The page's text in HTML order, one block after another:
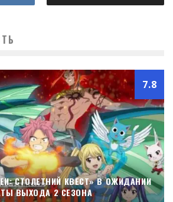
7.8
СТОЛЕТНИЙ КВЕСТ» В ОЖИДАНИИ
ВЫХОДА 2 СЕЗОНА